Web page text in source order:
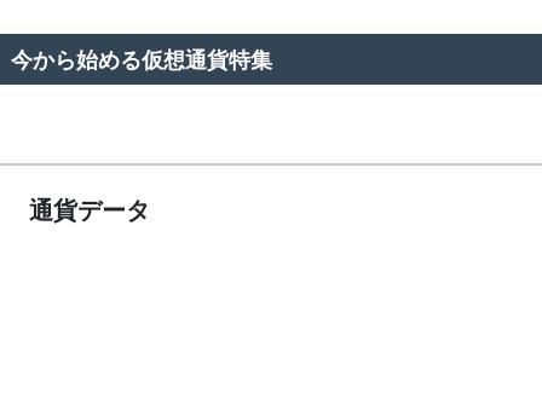
今から始める仮想通貨特集
通貨データ